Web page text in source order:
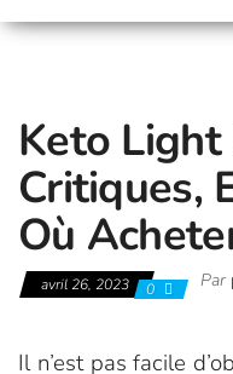
Keto Light
Critiques,
Où
avril 26, 2023 0 Par
Il n’est pas facile